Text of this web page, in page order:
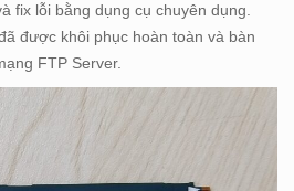
fix lỗi bằng dụng cụ chuyên dụng.
được khôi phục hoàn toàn và bàn
FTP Server.